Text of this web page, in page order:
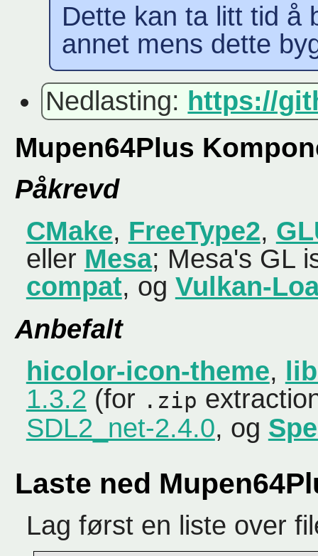
Dette kan ta litt tid å
annet mens dette
Nedlasting: https://
Mupen64Plus
Påkrevd
CMake, FreeType2,
eller Mesa; Mesa's GL
compat, og Vulkan-
Anbefalt
hicolor-icon-theme,
1.3.2 (for .zip
SDL2_net-2.4.0, og
Laste ned
Lag først en liste over